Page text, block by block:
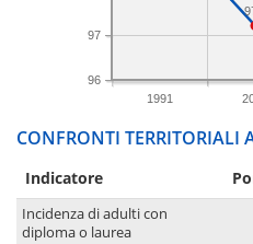
1991
96
97
CONFRONTI TERRITORIALI
Indicatore
Incidenza di adulti con
diploma o laurea